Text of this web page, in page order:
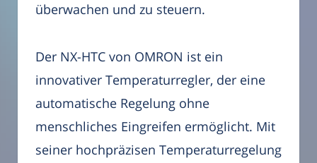
überwachen und zu steuern.
Der NX-HTC von OMRON ist ein
innovativer Temperaturregler, der eine
automatische Regelung ohne
menschliches Eingreifen ermöglicht. Mit
seiner hochpräzisen Temperaturregelung